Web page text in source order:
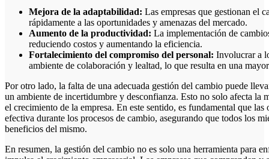
Mejora de la adaptabilidad: Las empresas que gestionan el
rápidamente a las oportunidades y amenazas del mercado.
Aumento de la productividad: La implementación de
reduciendo costos y aumentando la eficiencia.
Fortalecimiento del compromiso del personal: Involucrar a
ambiente de colaboración y lealtad, lo que resulta en una
Por otro lado, la falta de una adecuada gestión del cambio puede
un ambiente de incertidumbre y desconfianza. Esto no solo afecta la
el crecimiento de la empresa. En este sentido, es fundamental que
efectiva durante los procesos de cambio, asegurando que todos los
beneficios del mismo.
En resumen, la gestión del cambio no es solo una herramienta para